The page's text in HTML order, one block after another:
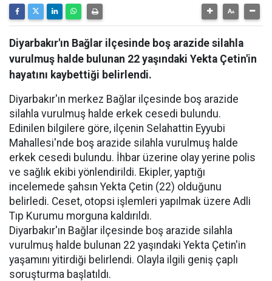
Diyarbakır'ın Bağlar ilçesinde boş arazide silahla
vurulmuş halde bulunan 22 yaşındaki Yekta Çetin'in
hayatını kaybettiği belirlendi.
Diyarbakır'ın merkez Bağlar ilçesinde boş arazide
silahla vurulmuş halde erkek cesedi bulundu.
Edinilen bilgilere göre, ilçenin Selahattin Eyyubi
Mahallesi'nde boş arazide silahla vurulmuş halde
erkek cesedi bulundu. İhbar üzerine olay yerine polis
ve sağlık ekibi yönlendirildi. Ekipler, yaptığı
incelemede şahsın Yekta Çetin (22) olduğunu
belirledi. Ceset, otopsi işlemleri yapılmak üzere Adli
Tıp Kurumu morguna kaldırıldı.
Diyarbakır'ın Bağlar ilçesinde boş arazide silahla
vurulmuş halde bulunan 22 yaşındaki Yekta Çetin'in
yaşamını yitirdiği belirlendi. Olayla ilgili geniş çaplı
soruşturma başlatıldı.